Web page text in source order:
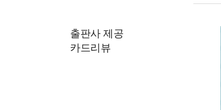
출판사 제공
카드리뷰